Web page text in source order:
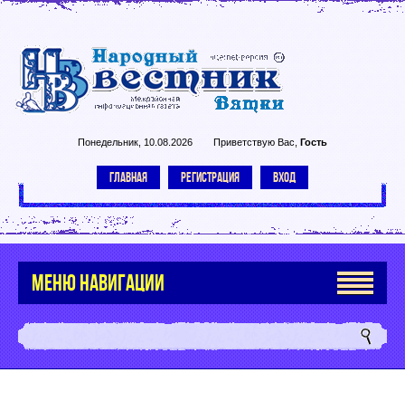
Понедельник, 10.08.2026 Приветствую Вас Гость
ГЛАВНАЯ РЕГИСТРАЦИЯ ВХОД
МЕНЮ НАВИГАЦИИ